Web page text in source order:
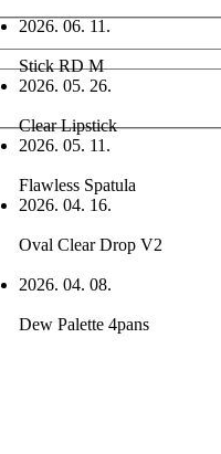
2026. 06. 11.
Stick RD M
2026. 05. 26.
Clear Lipstick
2026. 05. 11.
Flawless Spatula
2026. 04. 16.
Oval Clear Drop V2
2026. 04. 08.
Dew Palette 4pans